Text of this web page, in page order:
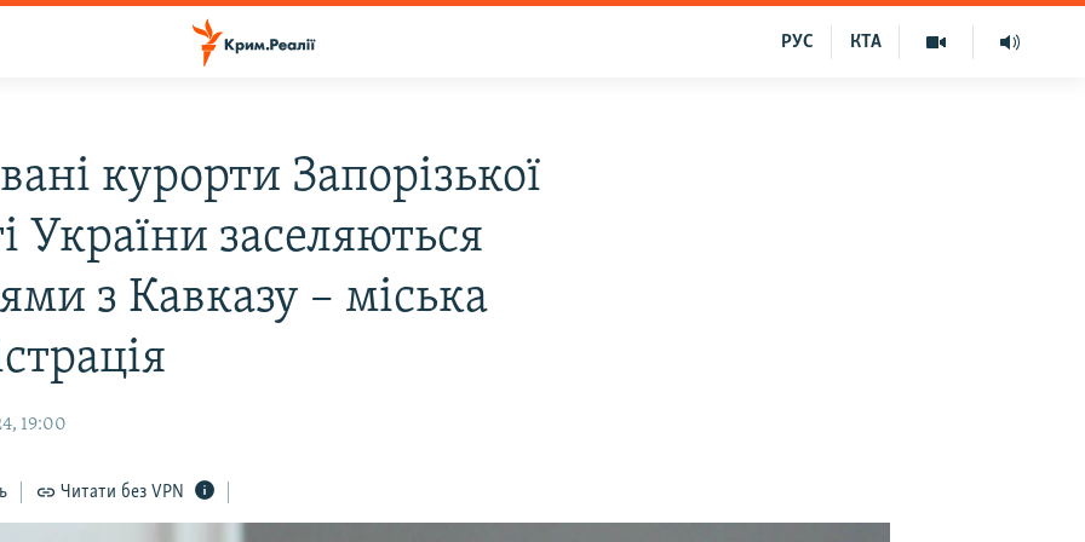
КТА
РУС
курорти Запорізької
України заселяються
з Кавказу – міська
19:00
Читати без VPN